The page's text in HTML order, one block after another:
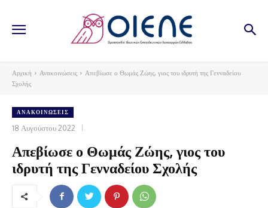
Αρχική Ανακοινώσεις
Απεβίωσε ο Θωμάς Ζώης, γιος του ιδρυτή της Γενναδείου
Σχολής
ΑΝΑΚΟΙΝΏΣΕΙΣ
18 Αυγούστου 2022
Απεβίωσε ο Θωμάς Ζώης, γιος του
ιδρυτή της Γενναδείου Σχολής